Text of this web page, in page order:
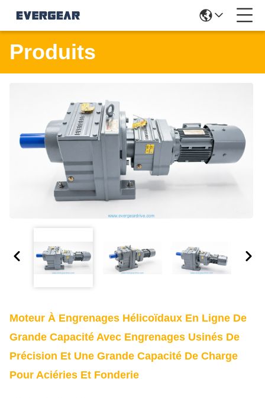
Produits
Moteur À Engrenages Hélicoïdaux En Ligne De
Grande Capacité Avec Engrenages Usinés De
Précision Et Une Grande Capacité De Charge
Pour Aciéries Et Fonderie